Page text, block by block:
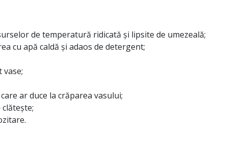
de temperatură ridicată și lipsite de umezeală;
cu apă caldă și adaos de detergent;
vase;
ar duce la crăparea vasului;